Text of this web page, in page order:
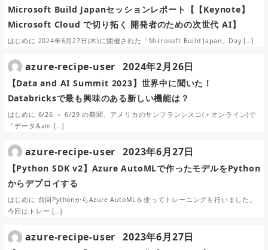
Microsoft Build Japanセッションレポート【【Keynote】
Microsoft Cloud で切り拓く 開発者のための次世代 AI】
はじめに 2024年6月27日(木)に開催された「Microsoft Build Japan」Day […]
【Data and AI Summit 2023】世界中に聞いた！
Databricksで最も興味のある新しい機能は？
はじめに 6/26 ～ 6/29 の期間、アメリカのサンフランシスコ(＋オンライン)で
「データ&am […]
azure-recipe-user 2024年2月26日
【Python SDK v2】Azure AutoMLで作ったモデルをPython
からデプロイする
はじめに 前回PythonからAzure AutoMLを使ってトレーニングを行いました。
今回はトレー […]
azure-recipe-user 2023年6月27日
azure-recipe-user 2023年6月27日